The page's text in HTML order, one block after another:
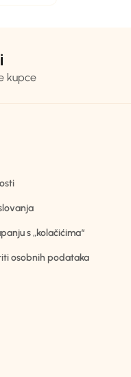
kupce
s „kolačićima“
osobnih podataka